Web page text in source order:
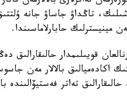
تاڭداۋ جاساۋ جانە
مينيسترلىك حابارلاماسىندا.
ارنالعان قويىلىمدار